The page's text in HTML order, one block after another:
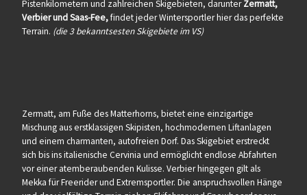
Pistenkilometern und zahlreichen Skigebieten, darunterZermatt,
Verbier und Saas-Fee,findet jeder Wintersportler hier das perfekte
Terrain. (die 3 bekanntsesten Skigebiete im VS)
Zermatt, am Fuße des Matterhorns, bietet eine einzigartige
Mischung aus erstklassigen Skipisten, hochmodernen Liftanlagen
und einem charmanten, autofreien Dorf. Das Skigebiet erstreckt
sich bis ins italienische Cervinia und ermöglicht endlose Abfahrten
vor einer atemberaubenden Kulisse. Verbier hingegen gilt als
Mekka für Freerider und Extremsportler. Die anspruchsvollen Hänge